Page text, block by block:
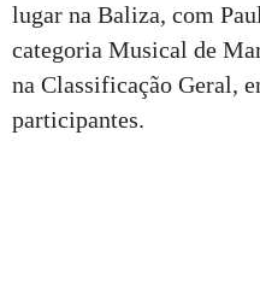
lugar na Baliza, com
categoria Musical de
na Classificação Geral,
participantes.